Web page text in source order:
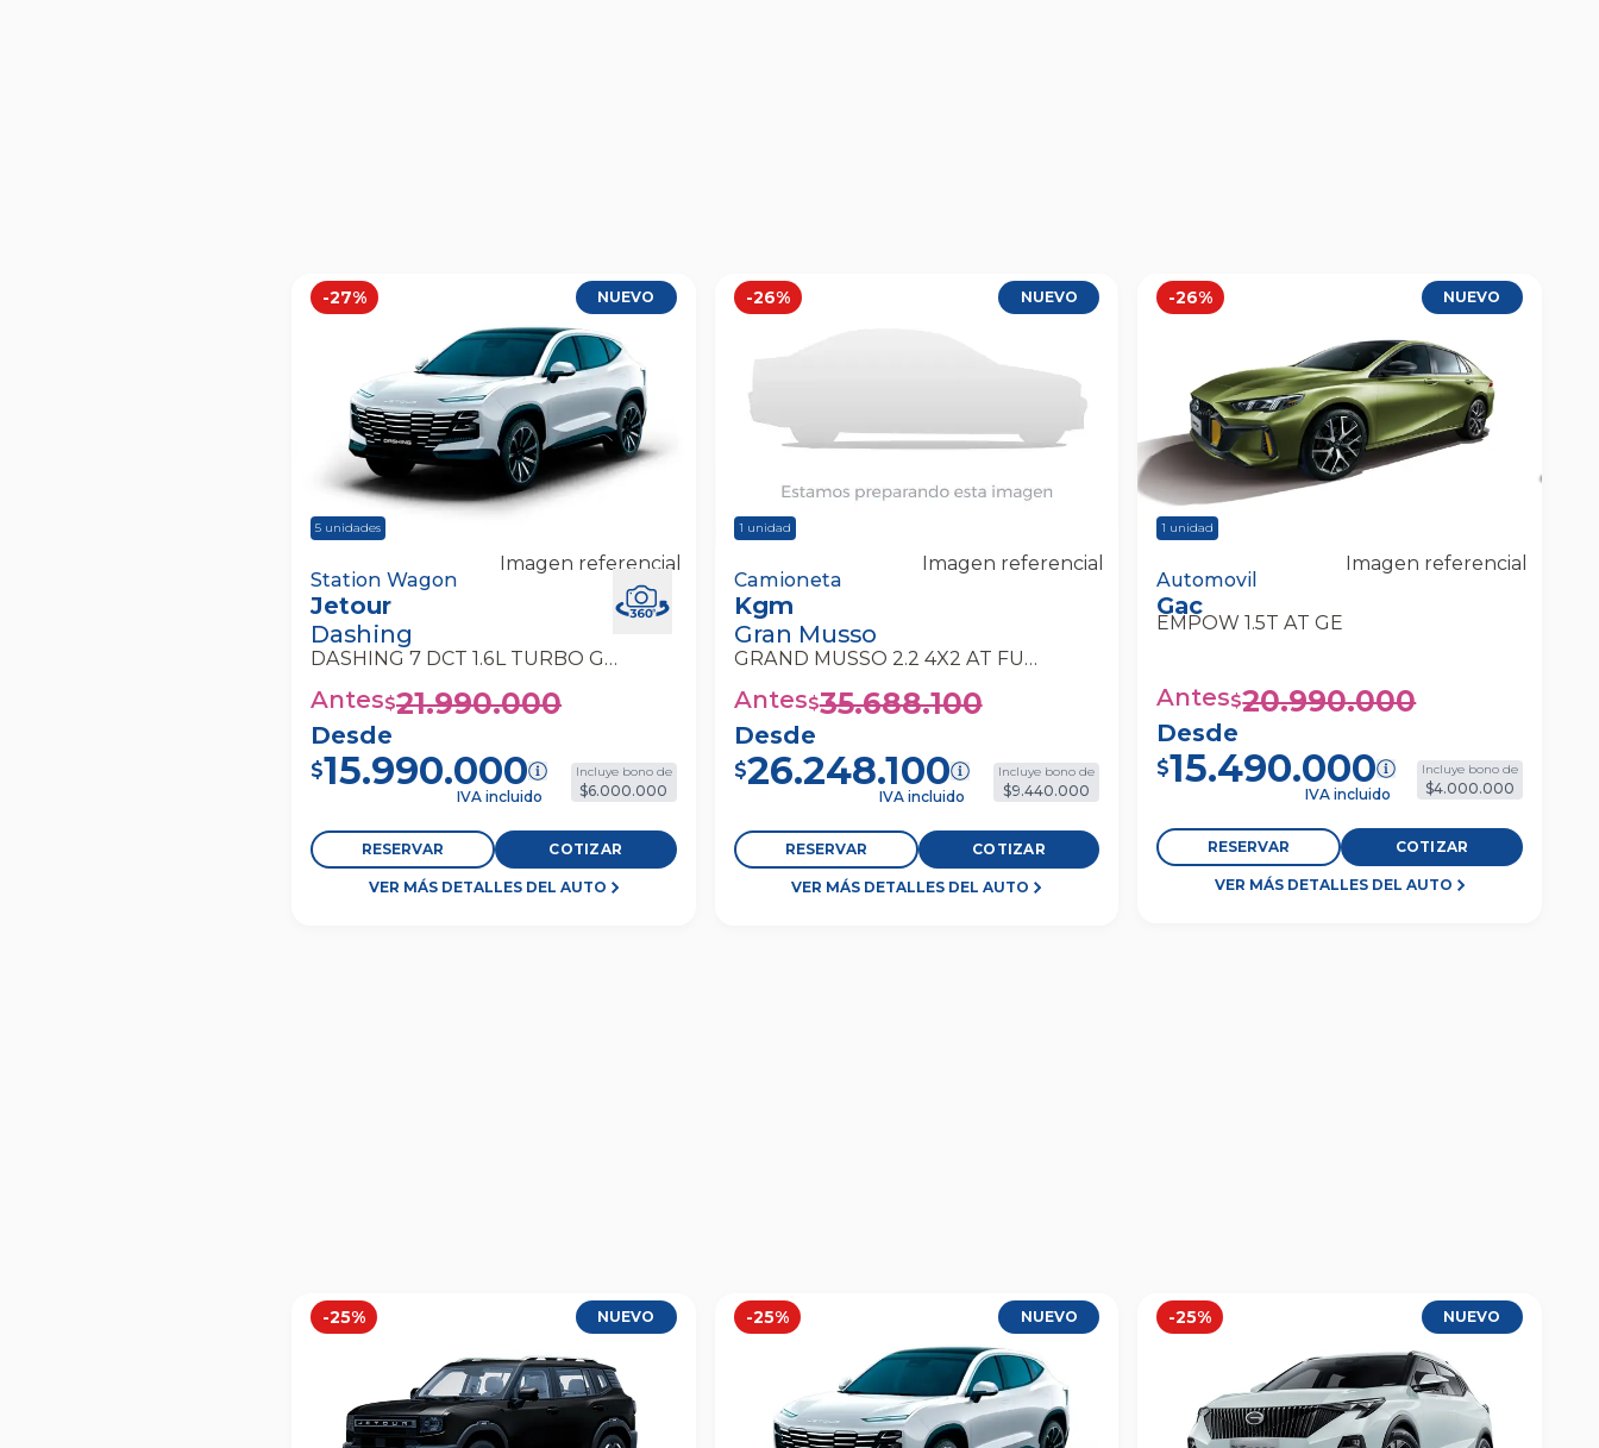
-27% NUEVO
5 unidades
Imagen referencial
Jetour Dashing Dashing 7 Dct 1.6l
Turbo Gdi Limited Station Wagon
Station Wagon
Jetour
Dashing
DASHING 7 DCT 1.6L TURBO GDI LIMITED
Antes$21.990.000
Desde
$15.990.000
IVA incluido
Incluye bono de
$6.000.000
RESERVAR COTIZAR
VER MÁS DETALLES DEL AUTO
-26% NUEVO
1 unidad
Imagen referencial
Kgm Gran Musso Grand Musso 2.2 4x2
At Full Camioneta
Camioneta
Kgm
Gran Musso
GRAND MUSSO 2.2 4X2 AT FULL
Antes$35.688.100
Desde
$26.248.100
IVA incluido
Incluye bono de
$9.440.000
RESERVAR COTIZAR
VER MÁS DETALLES DEL AUTO
-26% NUEVO
1 unidad
Imagen referencial
Gac Empow 1.5t At Ge Automovil
Automovil
Gac
EMPOW 1.5T AT GE
Antes$20.990.000
Desde
$15.490.000
IVA incluido
Incluye bono de
$4.000.000
RESERVAR COTIZAR
VER MÁS DETALLES DEL AUTO
-25% NUEVO -25% NUEVO -25% NUEVO